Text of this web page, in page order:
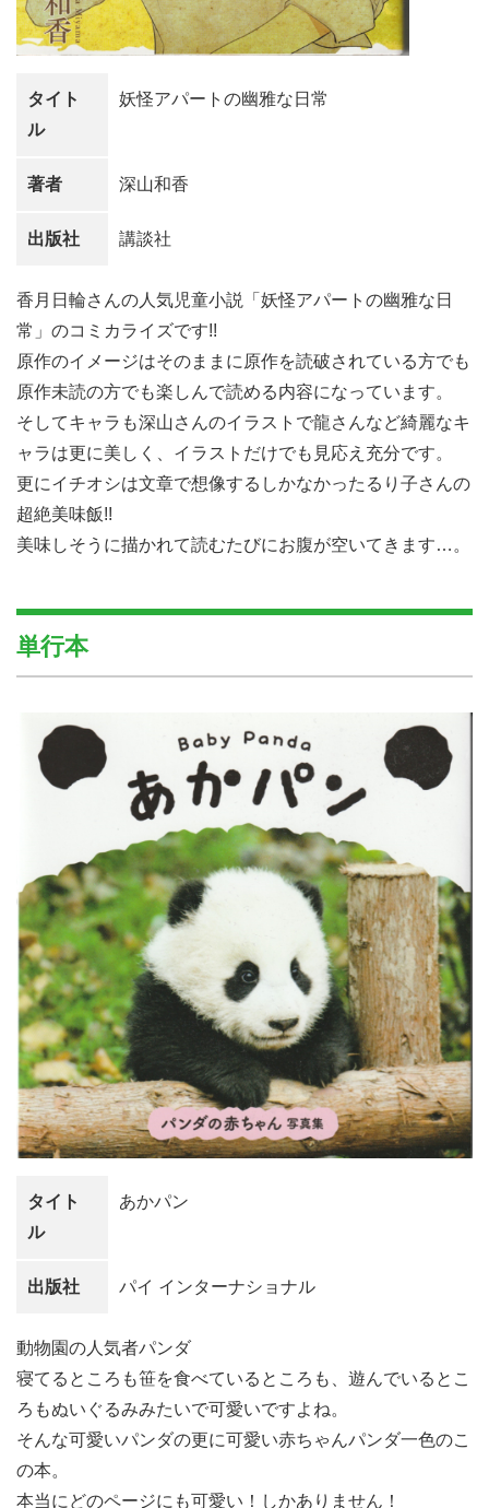
タイト
ル
妖怪アパートの幽雅な日常
著者 深山和香
出版社 講談社
香月日輪さんの人気児童小説「妖怪アパートの幽雅な日
常」のコミカライズです!!
原作のイメージはそのままに原作を読破されている方でも
原作未読の方でも楽しんで読める内容になっています。
そしてキャラも深山さんのイラストで龍さんなど綺麗なキ
ャラは更に美しく、イラストだけでも見応え充分です。
更にイチオシは文章で想像するしかなかったるり子さんの
超絶美味飯!!
美味しそうに描かれて読むたびにお腹が空いてきます…。
単行本
タイト
ル
あかパン
出版社 パイ インターナショナル
動物園の人気者パンダ
寝てるところも笹を食べているところも、遊んでいるとこ
ろもぬいぐるみみたいで可愛いですよね。
そんな可愛いパンダの更に可愛い赤ちゃんパンダ一色のこ
の本。
本当にどのページにも可愛い！しかありません！